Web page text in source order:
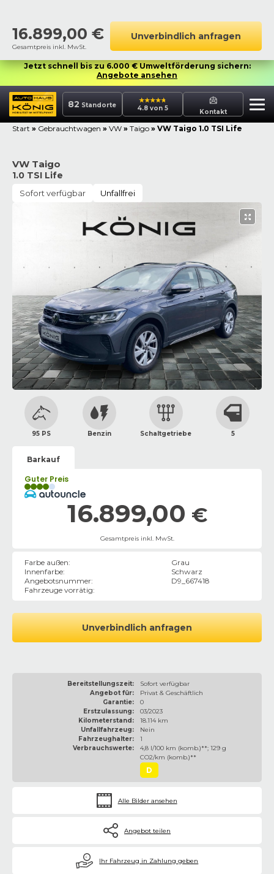
16.899,00 €
Gesamtpreis inkl. MwSt.
Unverbindlich anfragen
Jetzt schnell bis zu 6.000 € Umweltförderung sichern:
Angebote ansehen
82 Standorte 4.8 von 5 Kontakt
Start » Gebrauchtwagen » VW » Taigo » VW Taigo 1.0 TSI Life
VW Taigo
1.0 TSI Life
Sofort verfügbar Unfallfrei
95 PS Benzin Schaltgetriebe 5
Barkauf
Guter Preis
16.899,00 €
Gesamtpreis inkl. MwSt.
Farbe außen:
Grau
Innenfarbe:
Schwarz
Angebotsnummer:
D9_667418
Fahrzeuge vorrätig:
Unverbindlich anfragen
Bereitstellungszeit:
Sofort verfügbar
Angebot für:
Privat & Geschäftlich
Garantie:
0
Erstzulassung:
03/2023
Kilometerstand:
18.114 km
Unfallfahrzeug:
Nein
Fahrzeughalter:
1
Verbrauchswerte:
4,8 l/100 km (komb.)**; 129 g
CO2/km (komb.)**
D
Alle Bilder ansehen
Angebot teilen
€ Ihr Fahrzeug in Zahlung geben